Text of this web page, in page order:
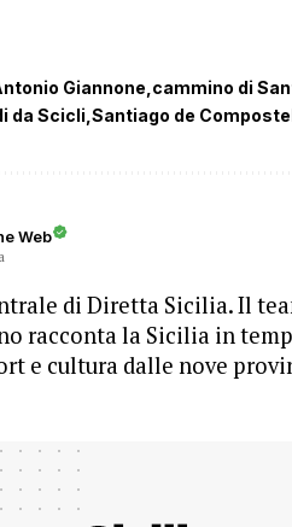
Giannone cammino di
da Scicli Santiago de
Web
di Diretta Sicilia. Il
racconta la Sicilia in
e cultura dalle nove